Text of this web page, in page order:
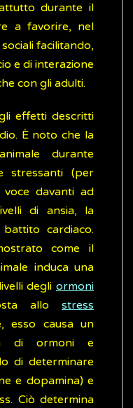
durante il
a favorire, nel
facilitando,
e di interazione
con gli adulti.
effetti descritti
È noto che la
durante
stressanti (per
davanti ad
di ansia, la
cardiaco.
come il
induca una
degli ormoni
allo stress
esso causa un
di ormoni e
di determinare
e dopamina) e
Ciò determina